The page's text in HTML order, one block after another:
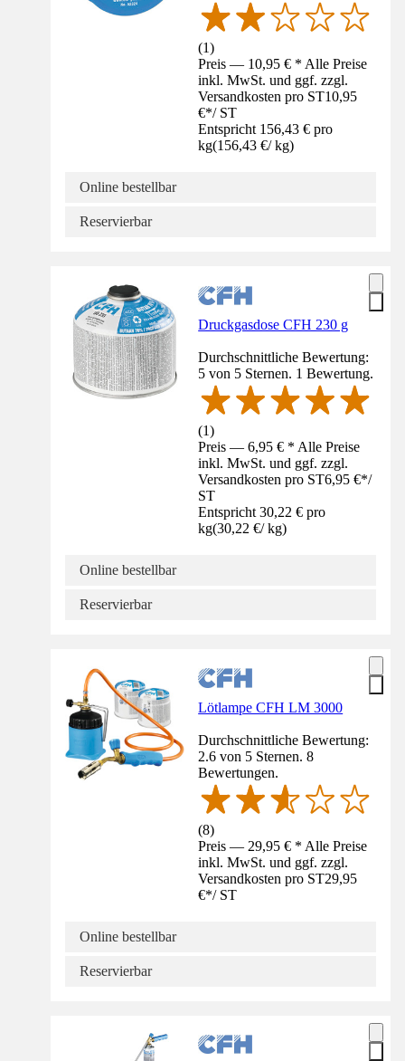
(1)
Preis — 10,95 € * Alle Preise
inkl. MwSt. und ggf. zzgl.
Versandkosten pro ST10,95
€*/ ST
Entspricht 156,43 € pro
kg(156,43 €/ kg)
Online bestellbar
Reservierbar
Druckgasdose CFH 230 g
Durchschnittliche Bewertung:
5 von 5 Sternen. 1 Bewertung.
(1)
Preis — 6,95 € * Alle Preise
inkl. MwSt. und ggf. zzgl.
Versandkosten pro ST6,95 €*/
ST
Entspricht 30,22 € pro
kg(30,22 €/ kg)
Online bestellbar
Reservierbar
Lötlampe CFH LM 3000
Durchschnittliche Bewertung:
2.6 von 5 Sternen. 8
Bewertungen.
(8)
Preis — 29,95 € * Alle Preise
inkl. MwSt. und ggf. zzgl.
Versandkosten pro ST29,95
€*/ ST
Online bestellbar
Reservierbar